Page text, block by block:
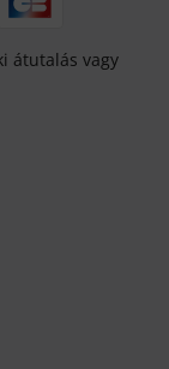
átutalás vagy